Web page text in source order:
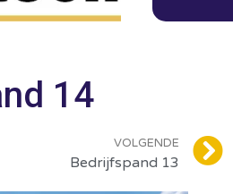
14
VOLGENDE
Bedrijfspand 13